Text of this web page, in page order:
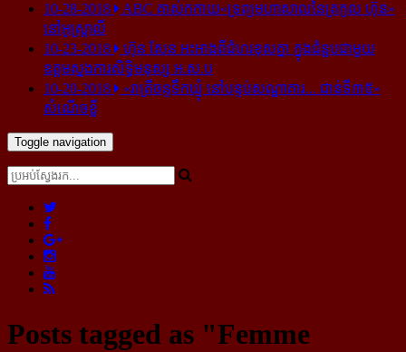
10-28-2018
ABC គាស់​កកាយ​«ទ្រព្យមហាសាល​នៃ​ត្រកូល ហ៊ុន»​
នៅ​អូស្ត្រាលី
10-23-2018
ហ៊ុន សែន អះអាង​ពី​ជំហរ​ខុស​គ្នា ក្នុង​ជំនួប​ជាមួយ​
ឧត្តម​ស្នងការ​សិទ្ធិ​មនុស្ស អ.ស.ប
10-20-2018
«រាត្រីចន្ទទឹកឃ្មុំ នៅបន្ទប់សណ្ឋាគារ... ជាន់ទី៣៥»
សំណើចខ្លី
Toggle navigation
Posts tagged as "Femme